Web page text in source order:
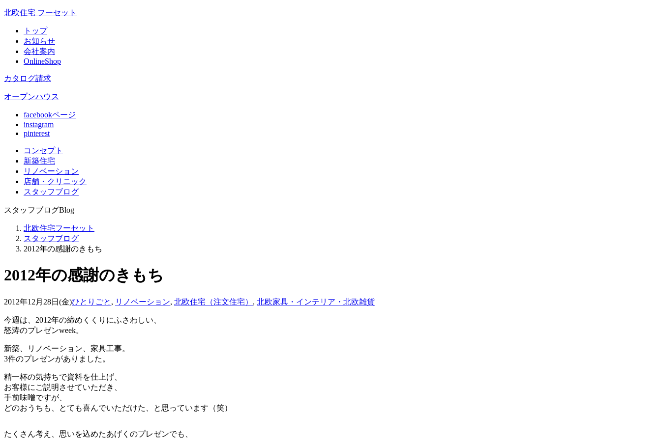
北欧住宅 フーセット
トップ
お知らせ
会社案内
OnlineShop
カタログ請求
オープンハウス
facebookページ
instagram
pinterest
コンセプト
新築住宅
リノベーション
店舗 ・クリニック
スタッフブログ
スタッフブログBlog
北欧住宅フーセット
スタッフブログ
2012年の感謝のきもち
2012年の感謝のきもち
2012年12月28日(金)ひとりごと , リノベーション, 北欧住宅（注文住宅） , 北欧家具・インテリア・北欧雑貨
今週は、2012年の締めくくりにふさわしい、
怒涛のプレゼンweek。
新築、リノベーション、家具工事。
3件のプレゼンがありました。
精一杯の気持ちで資料を仕上げ、
お客様にご説明させていただき、
手前味噌ですが、
どのおうちも、とても喜んでいただけた、と思っています（笑）
たくさん考え、思いを込めたあげくのプレゼンでも、